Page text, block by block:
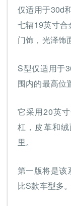
仅适用于30d
七辐19英寸
门饰，光泽饰
S型仅适用于
围内的最高位
它采用20英
杠，皮革和
里。
第一版将是该
比S款车型多。